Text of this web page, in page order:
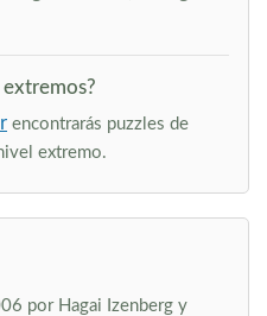
encontrarás puzzles de
extremo.
por Hagai Izenberg y